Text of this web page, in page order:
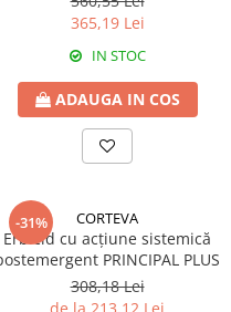
365,19 Lei
IN STOC
ADAUGA IN COS
-31% CORTEVA
Erbicid cu acțiune sistemică
PRINCIPAL PLUS
308,18 Lei